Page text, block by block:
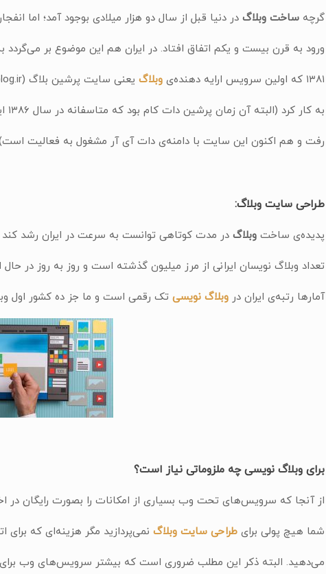
گرچه ساخت وبلاگدر دنیا قبل از سال دو هزار میلادی بوجود آمد؛ اما انفجار
ورود به قرن بیست و یکم اتفاق افتاد. در ایران هم این موضوع بر
۱۳۸۱ که اولین سرویس ارایه دهنده‌ی وبلاگیعنی سایت پرشین بلاگ (persianblog.ir) آغاز
به کار کرد (البته آن زمان پرشین دات کام بود که متاسفانه در سال ۱۳۸۶ این دامنه به سرقت
رفت و هم اکنون این سایت با دامنه‌ی دات آی آر مشغول به فعالیت
طراحی سایت وبلاگ:
پدیده‌ی ساخت وبلاگدر مدت کوتاهی توانست به سرعت در ایران رشد کند
تعداد وبلاگ نویسان ایرانی از مرز میلیون گذشته است و روز به روز در
آمارها رتبه‌ی ایران در وبلاگ نویسیتک رقمی است و ما جز ده کشور اول
برای وبلاگ نویسی چه ملزوماتی نیاز است؟
از آنجا که سرویس‌های تحت وب بسیاری از امکانات را بصورت رایگان در
شما هیچ پولی برای طراحی سایت وبلاگنمی‌پردازید مگر هزینه‌ای که برای
می‌دهید. البته ذکر این مطلب ضروری است که بیشتر سرویس‌های وب